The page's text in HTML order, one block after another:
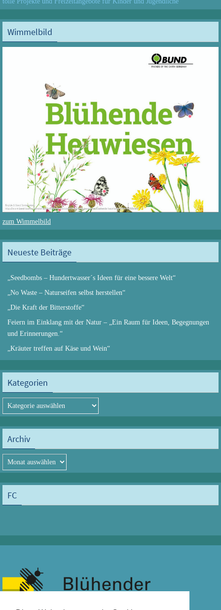
Wimmelbild
zum Wimmelbild
Neueste Beiträge
„Seedbombs – Hundertwasser´s Ideen für eine bessere Welt“
„No Waste – Naturseifen selbst herstellen“
„Die Kraft der Bitterstoffe“
Feiern im Einklang mit der Natur – „Ein Raum für Ideen, Begegnungen
und Erinnerungen.“
„Kräuter treffen auf Käse und Wein“
Kategorien
Kategorien
Archiv
Archiv
FC